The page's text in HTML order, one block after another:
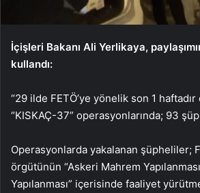
İçişleri Bakanı Ali Yerlikaya,
kullandı:
“29 ilde FETÖ’ye yönelik son 1
“KISKAÇ-37” operasyonlarında; 93
Operasyonlarda yakalanan şüpheliler;
örgütünün “Askeri Mahrem
Yapılanması” içerisinde faaliyet